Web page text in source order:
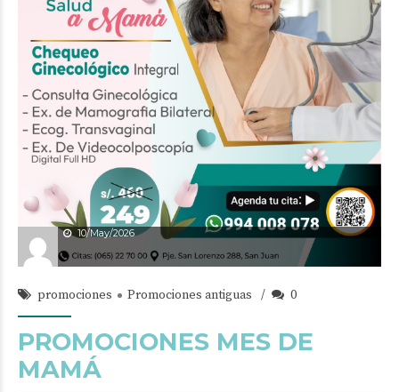
10/May/2026
promociones Promociones antiguas 0
PROMOCIONES MES DE
MAMÁ